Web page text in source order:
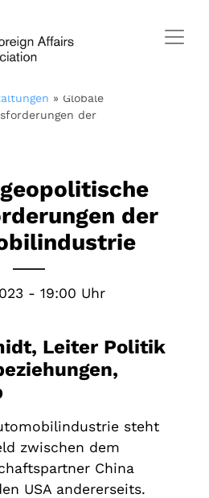
» Globale
der
der
- 19:00 Uhr
Leiter Politik
steht
zwischen dem
China
USA andererseits.